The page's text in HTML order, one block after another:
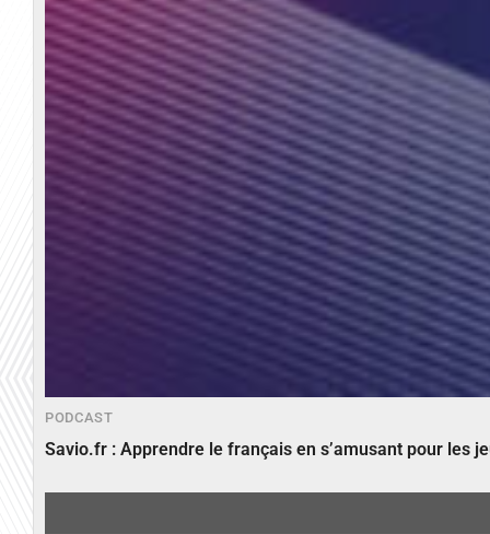
PODCAST
Savio.fr : Apprendre le français en s’amusant pour les